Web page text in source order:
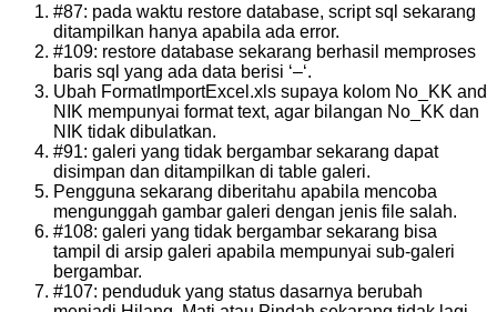
#87: pada waktu restore database, script sql sekarang
ditampilkan hanya apabila ada error.
#109: restore database sekarang berhasil memproses
baris sql yang ada data berisi ‘–‘.
Ubah FormatImportExcel.xls supaya kolom No_KK and
NIK mempunyai format text, agar bilangan No_KK dan
NIK tidak dibulatkan.
#91: galeri yang tidak bergambar sekarang dapat
disimpan dan ditampilkan di table galeri.
Pengguna sekarang diberitahu apabila mencoba
mengunggah gambar galeri dengan jenis file salah.
#108: galeri yang tidak bergambar sekarang bisa
tampil di arsip galeri apabila mempunyai sub-galeri
bergambar.
#107: penduduk yang status dasarnya berubah